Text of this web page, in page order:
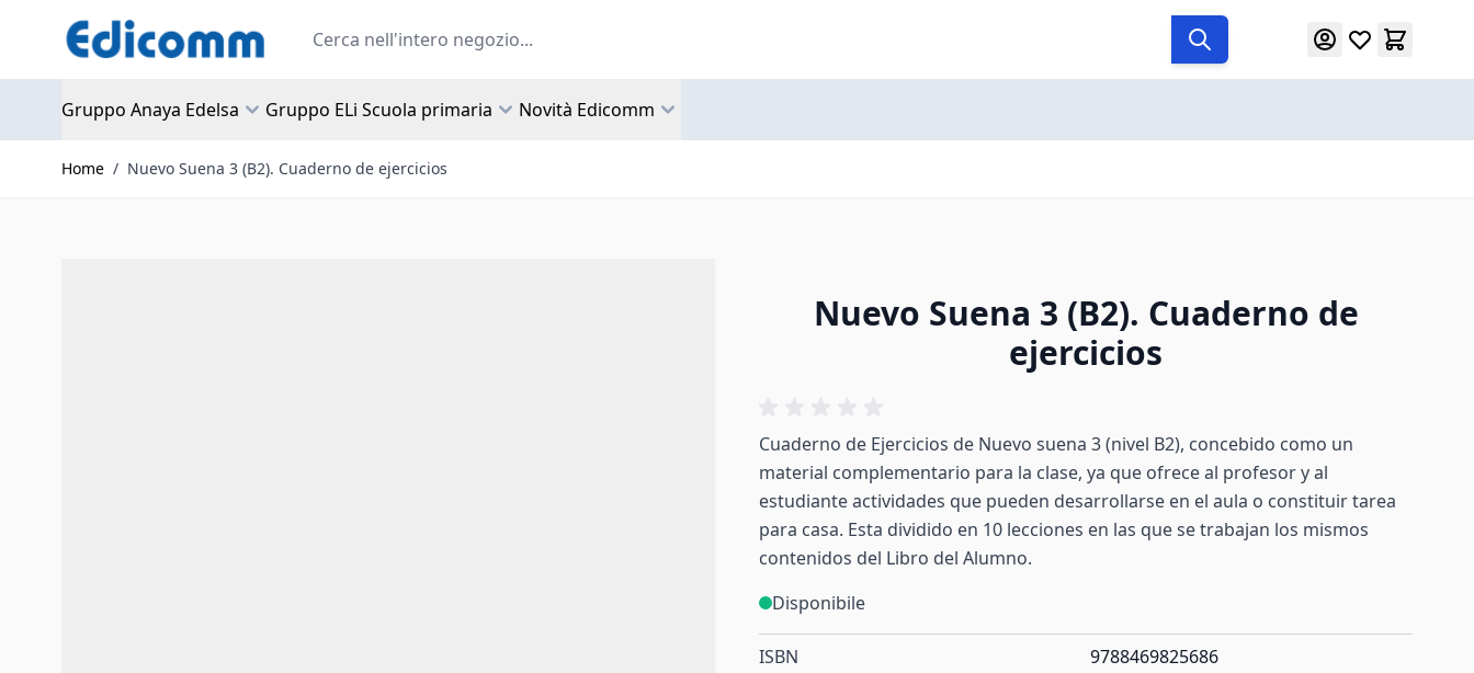
Search
Gruppo Anaya Edelsa Gruppo ELi Scuola primaria Novità Edicomm
Home / Nuevo Suena 3 (B2). Cuaderno de ejercicios
Nuevo Suena 3 (B2). Cuaderno de
ejercicios
Cuaderno de Ejercicios de Nuevo suena 3 (nivel B2), concebido como un
material complementario para la clase, ya que ofrece al profesor y al
estudiante actividades que pueden desarrollarse en el aula o constituir tarea
para casa. Esta dividido en 10 lecciones en las que se trabajan los mismos
contenidos del Libro del Alumno.
Disponibile
ISBN 9788469825686